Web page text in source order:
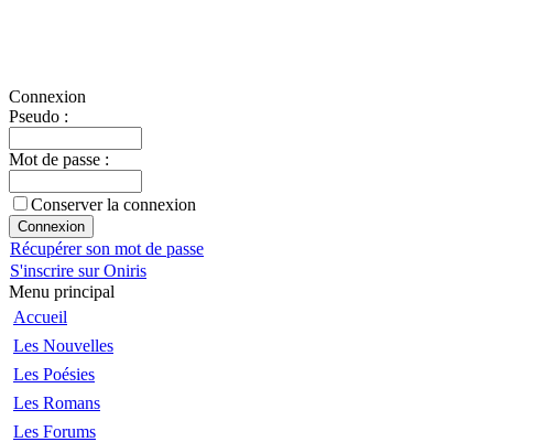
Connexion
Pseudo :
Mot de passe :
Conserver la connexion
Récupérer son mot de passe
S'inscrire sur Oniris
Menu principal
Accueil
Les Nouvelles
Les Poésies
Les Romans
Les Forums